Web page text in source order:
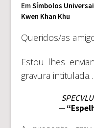
EmSímbolos
Kwen Khan Khu
Queridos/as
Estou lhes
gravura
─